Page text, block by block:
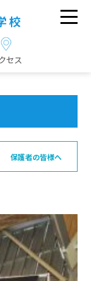
セス
保護者の皆様へ